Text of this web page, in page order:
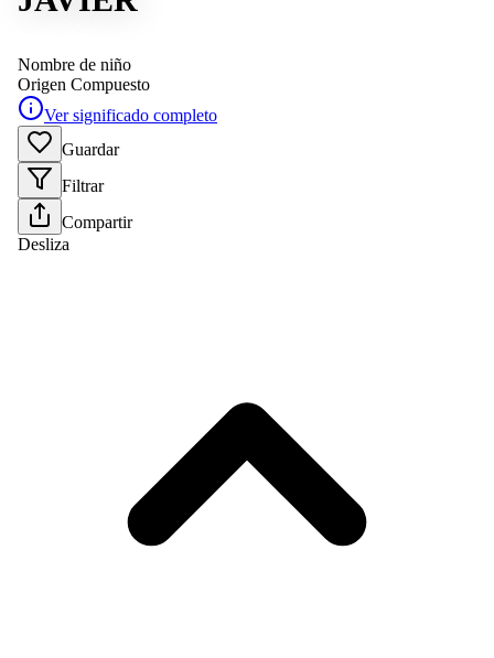
Nombre de niño
Origen Compuesto
Ver significado completo
Guardar
Filtrar
Compartir
Desliza